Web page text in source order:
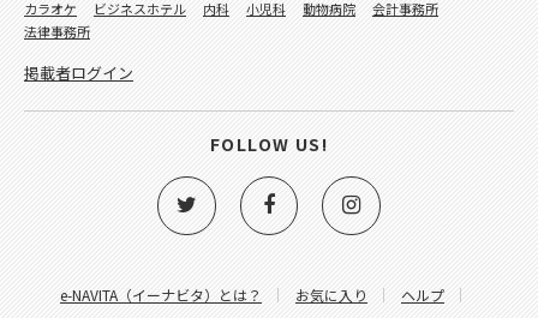
e-NAVITA（イーナビタ）とは？ お気に入り
ヘルプ
カラオケ
ビジネスホテル 内科 小児科 動物病院
会計事務所
法律事務所
掲載者ログイン
FOLLOW US!